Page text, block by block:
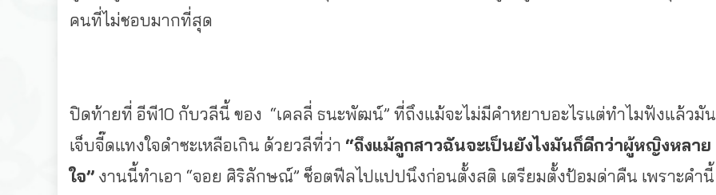
คนที่ไม่ชอบมากที่สุด
ปิดท้ายที่ อีพี10 กับวลีนี้ ของ “เคลลี่ ธนะพัฒน์” ที่ถึงแม้จะไม่มีคำหยาบอะไรแต่ทำไมฟังแล้วมัน
เจ็บจี๊ดแทงใจดำซะเหลือเกิน ด้วยวลีที่ว่า “ถึงแม้ลูกสาวฉันจะเป็นยังไงมันก็ดีกว่าผู้หญิงหลาย
ใจ” งานนี้ทำเอา “จอย ศิริลักษณ์” ช็อตฟีลไปแปปนึงก่อนตั้งสติ เตรียมตั้งป้อมด่าคืน เพราะคำนี้